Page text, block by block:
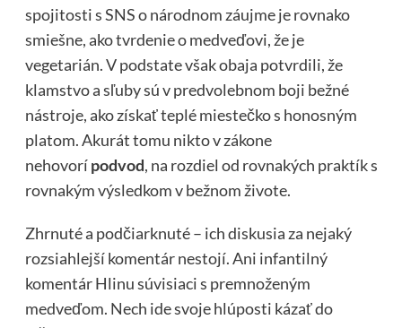
spojitosti s SNS o národnom záujme je rovnako
smiešne, ako tvrdenie o medveďovi, že je
vegetarián. V podstate však obaja potvrdili, že
klamstvo a sľuby sú v predvolebnom boji bežné
nástroje, ako získať teplé miestečko s honosným
platom. Akurát tomu nikto v zákone
nehovorípodvod, na rozdiel od rovnakých praktík s
rovnakým výsledkom v bežnom živote.
Zhrnuté a podčiarknuté – ich diskusia za nejaký
rozsiahlejší komentár nestojí. Ani infantilný
komentár Hlinu súvisiaci s premnoženým
medveďom. Nech ide svoje hlúposti kázať do